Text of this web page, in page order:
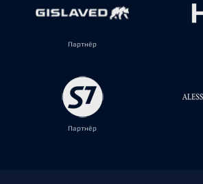
Партнёр
Партнёр